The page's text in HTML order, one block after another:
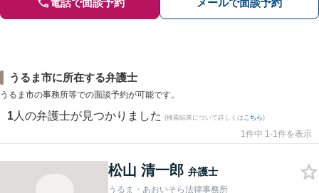
うるま市に所在する弁護士
うるま市の事務所等での面談予約が可能です。
1 人の弁護士が見つかりました (検索結果について詳しくは こちら)
1件中 1-1件を表示
松山 清一郎 弁護士
うるま・あおいそら法律事務所